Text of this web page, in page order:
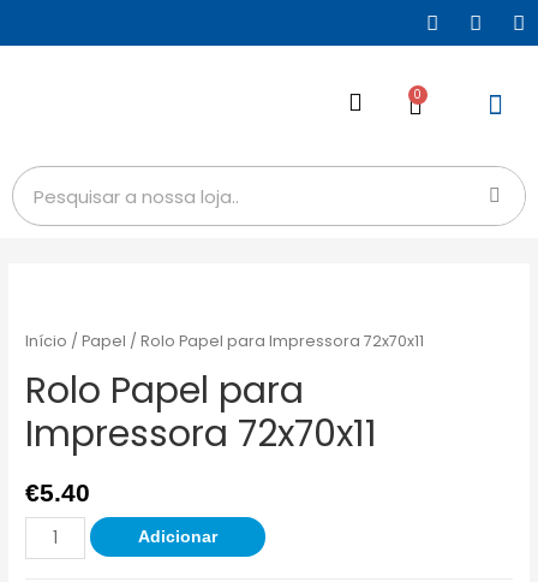
0
Início /Papel / Rolo Papel para Impressora 72x70x11
Rolo Papel para
Impressora 72x70x11
€5.40
Adicionar